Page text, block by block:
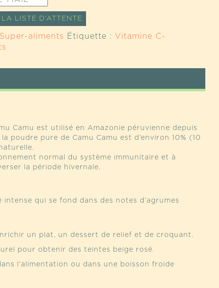
LISTE D’ATTENTE
aliments Étiquette : Vitamine C-
Camu est utilisé en Amazonie péruvienne depuis
poudre pure de Camu Camu est d’environ 10% (10
normal du système immunitaire et à
la période hivernale.
qui se fond dans des notes d’agrumes
un plat, un dessert de relief et de croquant.
pour obtenir des teintes beige rosé.
l’alimentation ou dans une boisson froide